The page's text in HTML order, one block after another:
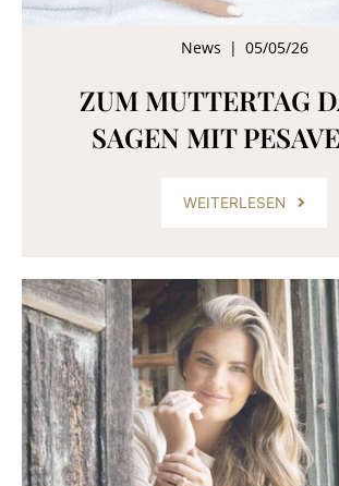
News | 05/05/26
ZUM MUTTERTAG
SAGEN MIT
WEITERLESEN